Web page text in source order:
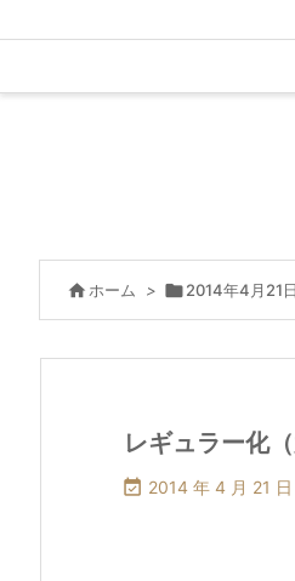
 ホーム > 2014年4月21日
レギュラー化（
 2014 年 4 月 21 日